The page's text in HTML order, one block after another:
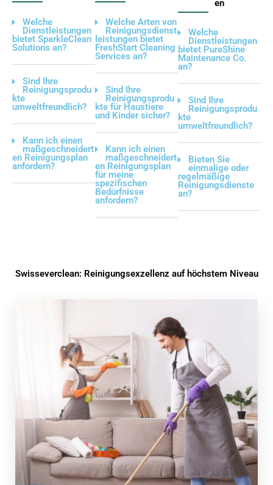
Welche
Dienstleistungen
bietet SparkleClean
Solutions an?
Sind Ihre
Reinigungsprodu
kte
umweltfreundlich?
Kann ich einen
maßgeschneidert
en Reinigungsplan
anfordern?
Welche Arten von
Reinigungsdienst
leistungen bietet
FreshStart Cleaning
Services an?
Sind Ihre
Reinigungsprodu
kte für Haustiere
und Kinder sicher?
Kann ich einen
maßgeschneidert
en Reinigungsplan
für meine
spezifischen
Bedürfnisse
anfordern?
en
Welche
Dienstleistungen
bietet PureShine
Maintenance Co.
an?
Sind Ihre
Reinigungsprodu
kte
umweltfreundlich?
Bieten Sie
einmalige oder
regelmäßige
Reinigungsdienste
an?
Swisseverclean: Reinigungsexzellenz auf höchstem Niveau